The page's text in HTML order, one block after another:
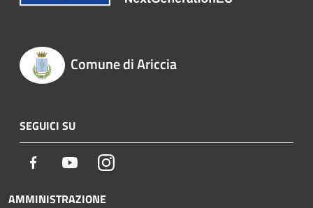
Comune di Ariccia
SEGUICI SU
Facebook YoutubeInstagram
AMMINISTRAZIONE